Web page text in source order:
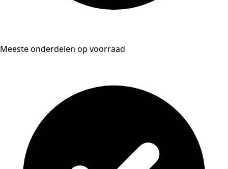
Meeste onderdelen op voorraad